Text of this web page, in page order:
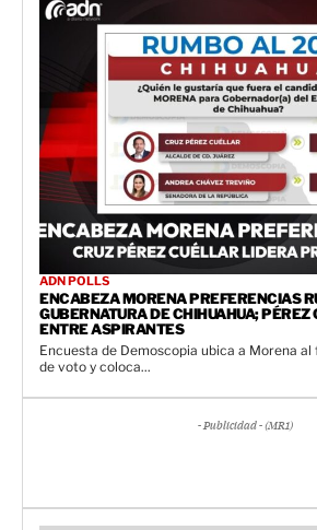
ADN POLLS
ENCABEZA MORENA PREFERENCIAS
GUBERNATURA DE CHIHUAHUA; PÉREZ
ENTRE ASPIRANTES
Encuesta de Demoscopia ubica a Morena
de voto y coloca...
- Publicidad - (MR1)